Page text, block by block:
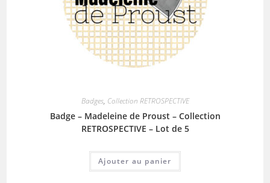
Badges, Collection RETROSPECTIVE
Badge – Madeleine de Proust – Collection
RETROSPECTIVE – Lot de 5
Ajouter au panier